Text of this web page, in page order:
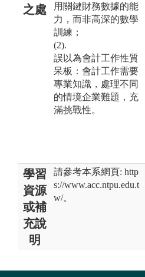
之處
用關鍵財務數據的能
力，而非高深的數學
訓練；
(2).
誤以為會計工作性質
呆板：會計工作需要
專業知識，處理不同
的情境企業難題，充
滿挑戰性。
學習
資源
或補
充說
明
請參考本系網頁: http
s://www.acc.ntpu.edu.t
w/。